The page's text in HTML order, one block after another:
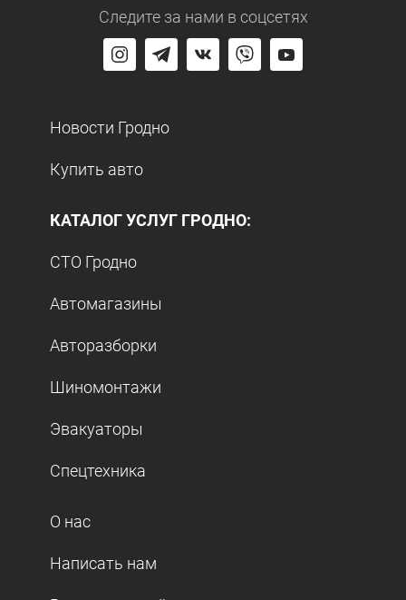
Следите за нами в соцсетях
Новости Гродно
Купить авто
КАТАЛОГ УСЛУГ ГРОДНО:
СТО Гродно
Автомагазины
Авторазборки
Шиномонтажи
Эвакуаторы
Спецтехника
О нас
Написать нам